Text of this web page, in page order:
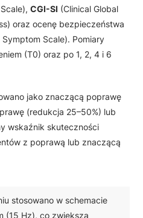
CGI-SI (Clinical Global
oraz ocenę bezpieczeństwa
Scale). Pomiary
(T0) oraz po 1, 2, 4 i 6
jako znaczącą poprawę
(redukcja 25–50%) lub
wskaźnik skuteczności
z poprawą lub znaczącą
stosowano w schemacie
(15 Hz), co zwiększa